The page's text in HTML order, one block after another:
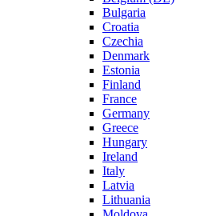
Bulgaria
Croatia
Czechia
Denmark
Estonia
Finland
France
Germany
Greece
Hungary
Ireland
Italy
Latvia
Lithuania